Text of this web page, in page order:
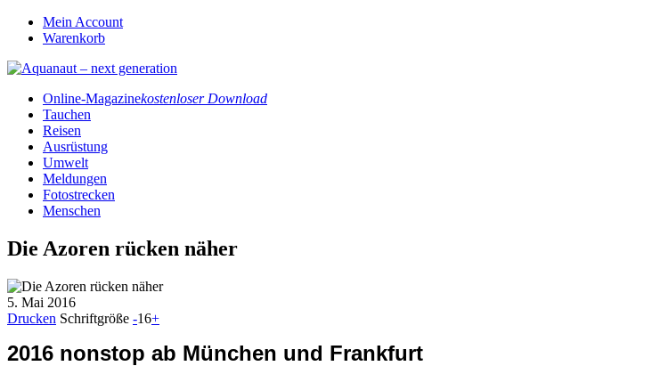
Mein Account
Warenkorb
Online-Magazinekostenloser Download
Tauchen
Reisen
Ausrüstung
Umwelt
Meldungen
Fotostrecken
Menschen
Die Azoren rücken näher
5. Mai 2016
Drucken Schriftgröße -16+
2016 nonstop ab München und Frankfurt